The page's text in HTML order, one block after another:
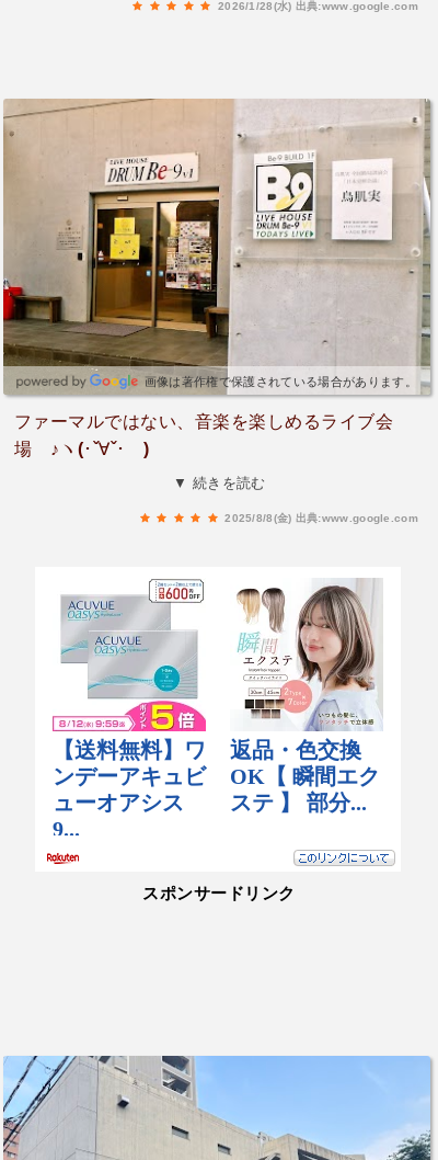
ました、お礼はまったく受け取って頂けませんで
した、崎津教会観光案内所の担当して頂いた方、
運転をして頂いた方、本当にありがとうございま
2026/1/28(水) 出典:www.google.com
画像は著作権で保護されている場合があります。
ファーマルではない、音楽を楽しめるライブ会
場 ♪ヽ(･ˇ∀ˇ･ゞ)
▼ 続きを読む
2025/8/8(金) 出典:www.google.com
スポンサードリンク